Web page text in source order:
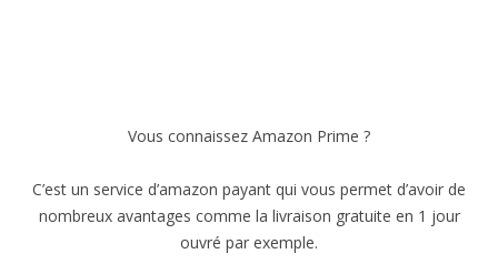
Vous connaissez Amazon Prime ?
C’est un service d’amazon payant qui vous permet d’avoir de
nombreux avantages comme la livraison gratuite en 1 jour
ouvré par exemple.